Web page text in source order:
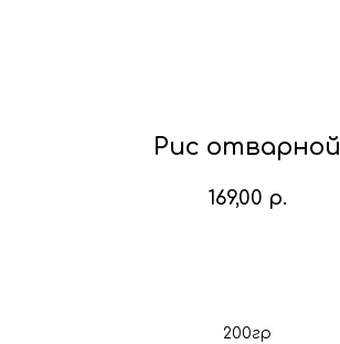
Рис отварной
169,00 р.
200гр